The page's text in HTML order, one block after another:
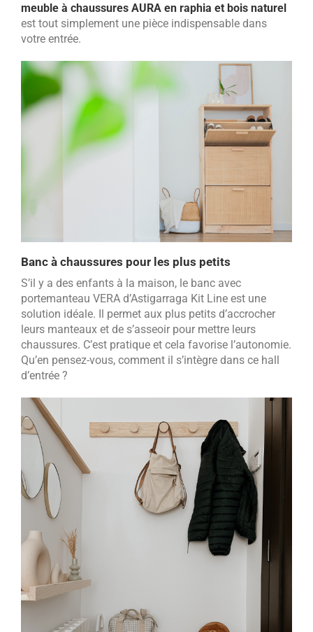
meuble à chaussures AURA en raphia et bois naturel
est tout simplement une pièce indispensable dans
votre entrée.
Banc à chaussures pour les plus petits
S’il y a des enfants à la maison, le banc avec
portemanteau VERA d’Astigarraga Kit Line est une
solution idéale. Il permet aux plus petits d’accrocher
leurs manteaux et de s’asseoir pour mettre leurs
chaussures. C’est pratique et cela favorise l’autonomie.
Qu’en pensez-vous, comment il s’intègre dans ce hall
d’entrée ?